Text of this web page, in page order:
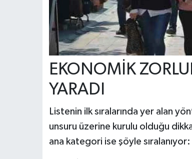
EKONOMİK
YARADI
Listenin ilk sıralarında yer alan
unsuru üzerine kurulu olduğu
ana kategori ise şöyle sıralanıyor: